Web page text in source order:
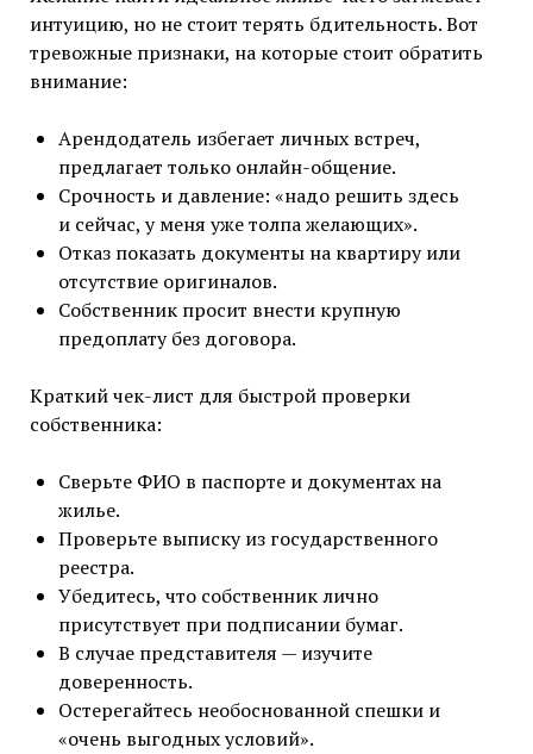
интуицию, но не стоит терять бдительность. Вот
тревожные признаки, на которые стоит обратить
внимание:
Арендодатель избегает личных встреч,
предлагает только онлайн-общение.
Срочность и давление: «надо решить здесь
и сейчас, у меня уже толпа желающих».
Отказ показать документы на квартиру или
отсутствие оригиналов.
Собственник просит внести крупную
предоплату без договора.
Краткий чек-лист для быстрой проверки
собственника:
Сверьте ФИО в паспорте и документах на
жилье.
Проверьте выписку из государственного
реестра.
Убедитесь, что собственник лично
присутствует при подписании бумаг.
В случае представителя — изучите
доверенность.
Остерегайтесь необоснованной спешки и
«очень выгодных условий».